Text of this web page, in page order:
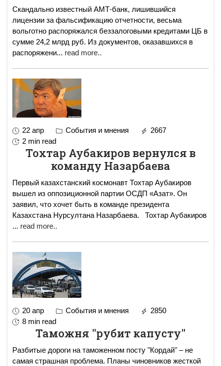
Скандально известный АМТ-банк, лишившийся
лицензии за фальсификацию отчетности, весьма
вольготно распоряжался беззалоговыми кредитами ЦБ в
сумме 24,2 млрд руб. Из документов, оказавшихся в
распоряжени... read more..
22 апр События и мнения
2667
2 min read
Тохтар Аубакиров вернулся в
команду Назарбаева
Первый казахстанский космонавт Тохтар Аубакиров
вышел из оппозиционной партии ОСДП «Азат». Он
заявил, что хочет быть в команде президента
Казахстана Нурсултана Назарбаева. Тохтар Аубакиров
... read more..
20 апр События и мнения
2850
8 min read
Таможня "рубит капусту"
Разбитые дороги на таможенном посту "Кордай" – не
самая страшная проблема. Планы чиновников жесткой